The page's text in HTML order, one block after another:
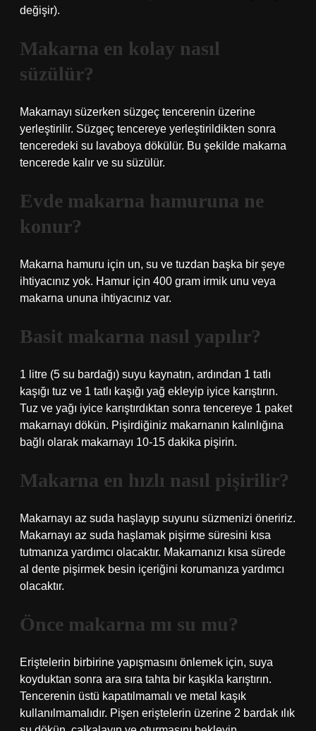
değişir).
Makarna en kolay nasıl
süzülür?
Makarnayı süzerken süzgeç tencerenin üzerine
yerleştirilir. Süzgeç tencereye yerleştirildikten sonra
tenceredeki su lavaboya dökülür. Bu şekilde makarna
tencerede kalır ve su süzülür.
Evde makarna hamuruna ne
konur?
Makarna hamuru için un, su ve tuzdan başka bir şeye
ihtiyacınız yok. Hamur için 400 gram irmik unu veya
makarna ununa ihtiyacınız var.
Basit makarna nasıl yapılır?
1 litre (5 su bardağı) suyu kaynatın, ardından 1 tatlı
kaşığı tuz ve 1 tatlı kaşığı yağ ekleyip iyice karıştırın.
Tuz ve yağı iyice karıştırdıktan sonra tencereye 1 paket
makarnayı dökün. Pişirdiğiniz makarnanın kalınlığına
bağlı olarak makarnayı 10-15 dakika pişirin.
Makarna en hızlı nasıl pişirilir?
Makarnayı az suda haşlayıp suyunu süzmenizi öneririz.
Makarnayı az suda haşlamak pişirme süresini kısa
tutmanıza yardımcı olacaktır. Makarnanızı kısa sürede
al dente pişirmek besin içeriğini korumanıza yardımcı
olacaktır.
Önce makarna mı su mu?
Eriştelerin birbirine yapışmasını önlemek için, suya
koyduktan sonra ara sıra tahta bir kaşıkla karıştırın.
Tencerenin üstü kapatılmamalı ve metal kaşık
kullanılmamalıdır. Pişen eriştelerin üzerine 2 bardak ılık